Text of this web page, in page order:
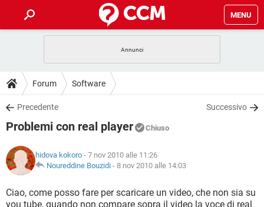
MENU
INTRATTENIMENTO
iOS
INSTAGRAM WHATSAPP
TIKTOK
HARDWARE
GUIDE
COVID-19
INSTAGRAM WHATSAPP
TIKTOK
HARDWARE
DOWNLOAD
COVID-19 GAMING
INTRATTENIMENTO
iOS WINDOWS 10
INSTAGRAM WHATSAPP
COVID-19 GAMING
INTRATTENIMENTO
iOS WINDOWS 10
GLOSSARIO
COVID-19
Forum Software
Precedente Successivo
Problemi con real player Chiuso
hidova kokoro - 7 nov 2010 alle 11:26
Noureddine Bouzidi - 8 nov 2010 alle 14:03
Ciao, come posso fare per scaricare un video, che non sia su
you tube, quando non compare sopra il video la voce di real